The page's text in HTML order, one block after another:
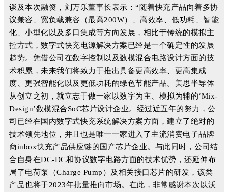
谈及本次融资，刘万乐董事长表示：“随着快充产品向着多协
议兼容、宽负载兼容（最高200W）、高效率、低功耗、智能
化、小型化以及多口集成等方向发展，相比于传统的模拟主
控方式，数字式快充电源解决方案已经是一个确定性的发展
趋势。凭借公司在数字控制以及数模混合电路设计方面的技
术积累，未来我们将致力于推出具备更高效率、更高集成
度、更强智能化以及更低功耗的绿色节能产品。美思半导体
从创立之初，就立志于做一家以数字为主、模拟为辅的‘Mix-
Design’数模混合SoC芯片设计企业。经过近五年的努力，公
司已经在国内数字式快充系统解决方案方面，建立了绝对的
技术领先地位，并且也是唯一一家进入了主流消费电子品牌
商inbox快充产品供应链的国产芯片企业。与此同时，公司结
合自身在DC-DC和协议数字电路方面的技术优势，还延伸布
局了电荷泵（Charge Pump）及相关接口芯片的研发，该类
产品也将于2023年批量推向市场。在此，非常感谢本次以沃